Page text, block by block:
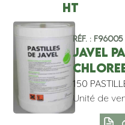
HT
Réf. : F96005
JAVEL
150
Unité de